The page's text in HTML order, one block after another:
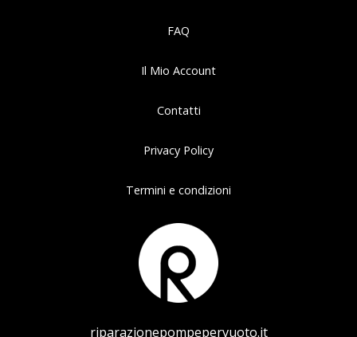
FAQ
Il Mio Account
Contatti
Privacy Policy
Termini e condizioni
riparazionepompepervuoto.it